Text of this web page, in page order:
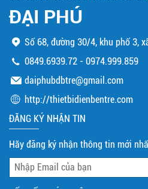
ĐẠI PHÚ
Số 68, đường 30/4, khu phố 3,
0849.6939.72 -0974.999.859
daiphubdbtre@gmail.com
http://thietbidienbentre.com
ĐĂNG KÝ NHẬN TIN
Hãy đăng ký nhận thông tin mới